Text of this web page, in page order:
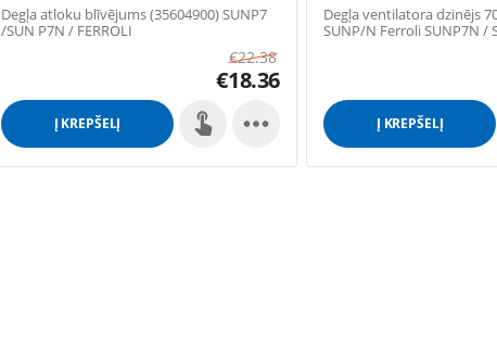
Degļa atloku blīvējums (35604900) SUNP7
/SUN P7N / FERROLI
€22.38
€18.36
Į KREPŠELĮ 
Degļa ventilatora dzinējs
SUNP/N Ferroli SUNP7N /
Į KREPŠELĮ